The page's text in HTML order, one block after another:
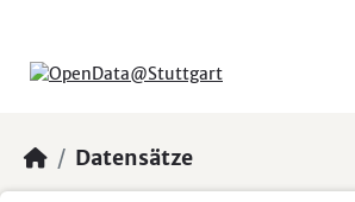
Datensätze